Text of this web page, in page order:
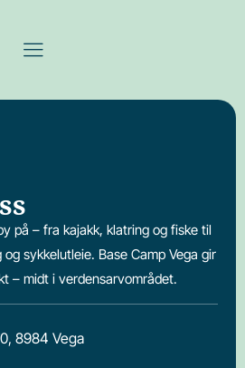
på – fra kajakk, klatring og fiske til
sykkelutleie. Base Camp Vega gir
– midt i verdensarvområdet.
8984 Vega